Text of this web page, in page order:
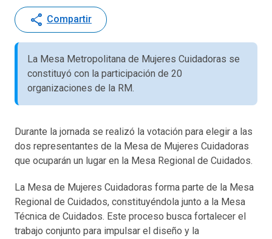
share Compartir
La Mesa Metropolitana de Mujeres Cuidadoras se
constituyó con la participación de 20
organizaciones de la RM.
Durante la jornada se realizó la votación para elegir a las
dos representantes de la Mesa de Mujeres Cuidadoras
que ocuparán un lugar en la Mesa Regional de Cuidados.
La Mesa de Mujeres Cuidadoras forma parte de la Mesa
Regional de Cuidados, constituyéndola junto a la Mesa
Técnica de Cuidados. Este proceso busca fortalecer el
trabajo conjunto para impulsar el diseño y la